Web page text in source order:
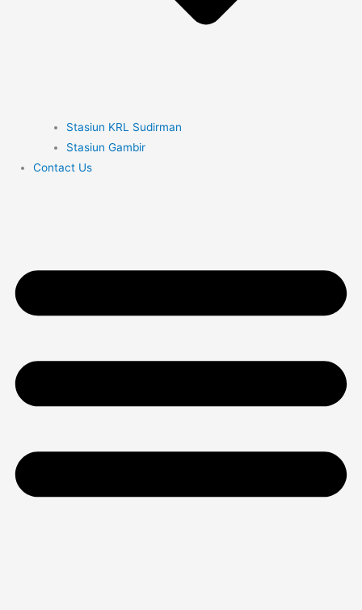
Stasiun KRL Sudirman
Stasiun Gambir
Contact Us